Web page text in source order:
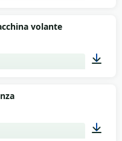
volante